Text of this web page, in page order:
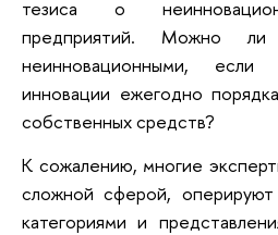
тезиса о
предприятий. Можно
неинновационными,
инновации ежегодно
собственных средств?
К сожалению, многие
сложной сферой,
категориями и